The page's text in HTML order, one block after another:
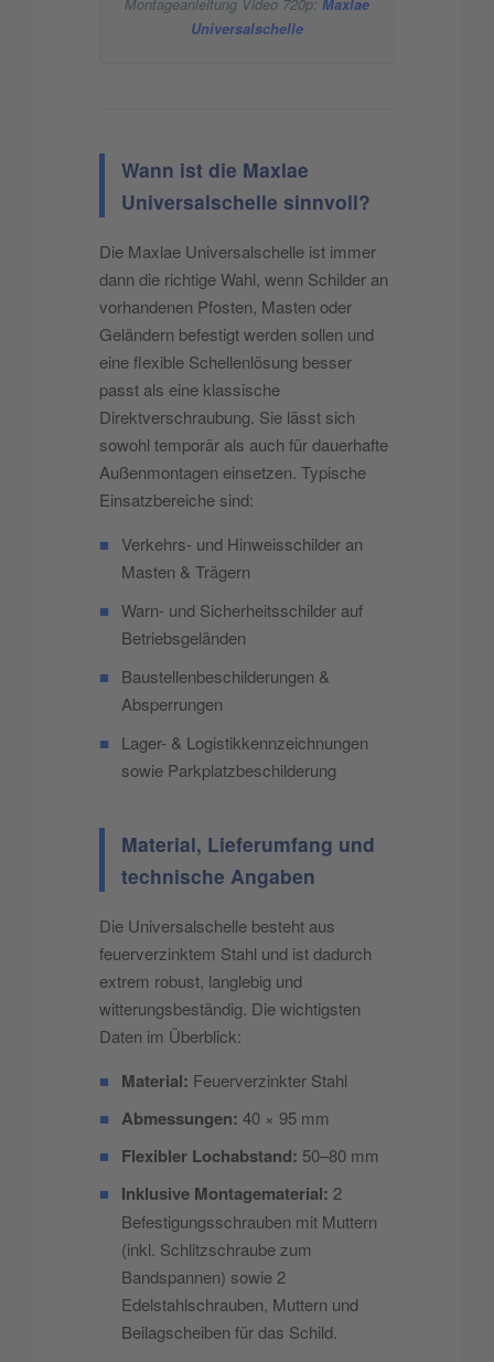
Montageanleitung Video 720p: Maxlae
Universalschelle
Wann ist die Maxlae
Universalschelle sinnvoll?
Die Maxlae Universalschelle ist immer
dann die richtige Wahl, wenn Schilder an
vorhandenen Pfosten, Masten oder
Geländern befestigt werden sollen und
eine flexible Schellenlösung besser
passt als eine klassische
Direktverschraubung. Sie lässt sich
sowohl temporär als auch für dauerhafte
Außenmontagen einsetzen. Typische
Einsatzbereiche sind:
■ Verkehrs- und Hinweisschilder an
Masten & Trägern
■ Warn- und Sicherheitsschilder auf
Betriebsgeländen
■
Baustellenbeschilderungen &
Absperrungen
■
Lager- & Logistikkennzeichnungen
sowie Parkplatzbeschilderung
Material, Lieferumfang und
technische Angaben
Die Universalschelle besteht aus
feuerverzinktem Stahl und ist dadurch
extrem robust, langlebig und
witterungsbeständig. Die wichtigsten
Daten im Überblick:
■
Material: Feuerverzinkter Stahl
■ Abmessungen: 40 × 95 mm
■
Flexibler Lochabstand: 50–80 mm
■
Inklusive Montagematerial: 2
Befestigungsschrauben mit Muttern
(inkl. Schlitzschraube zum
Bandspannen) sowie 2
Edelstahlschrauben, Muttern und
Beilagscheiben für das Schild.